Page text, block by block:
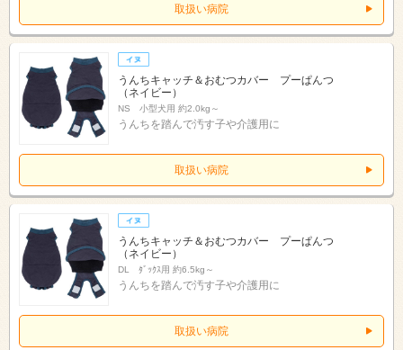
取扱い病院
うんちキャッチ＆おむつカバー プーぱんつ
（ネイビー）
NS 小型犬用 約2.0kg～
うんちを踏んで汚す子や介護用に
取扱い病院
うんちキャッチ＆おむつカバー プーぱんつ
（ネイビー）
DL ﾀﾞｯｸｽ用 約6.5kg～
うんちを踏んで汚す子や介護用に
取扱い病院